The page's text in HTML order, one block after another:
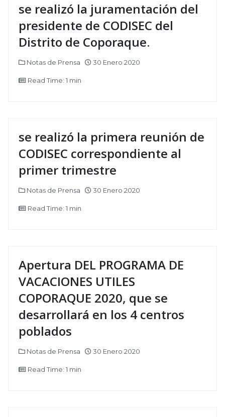
se realizó la juramentación del
presidente de CODISEC del
Distrito de Coporaque.
Notas de Prensa 30 Enero 2020
Read Time: 1 min
se realizó la primera reunión de
CODISEC correspondiente al
primer trimestre
Notas de Prensa 30 Enero 2020
Read Time: 1 min
Apertura DEL PROGRAMA DE
VACACIONES UTILES
COPORAQUE 2020, que se
desarrollará en los 4 centros
poblados
Notas de Prensa 30 Enero 2020
Read Time: 1 min